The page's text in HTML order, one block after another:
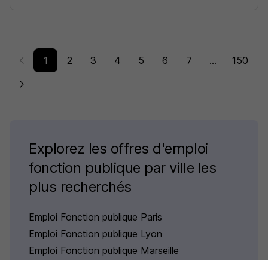
1 2 3 4 5 6 7 ... 150
Explorez les offres d'emploi
fonction publique par ville les
plus recherchés
Emploi Fonction publique Paris
Emploi Fonction publique Lyon
Emploi Fonction publique Marseille